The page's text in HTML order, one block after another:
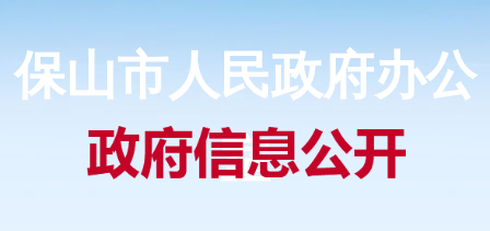
保山市人民政府办公
室